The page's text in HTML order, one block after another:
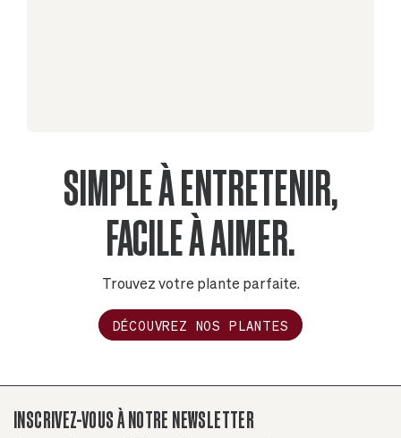
SIMPLE À ENTRETENIR,
FACILE À AIMER.
Trouvez votre plante parfaite.
DÉCOUVREZ NOS PLANTES
INSCRIVEZ-VOUS À NOTRE NEWSLETTER